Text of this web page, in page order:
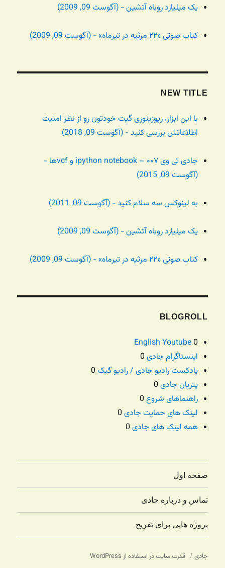
یک میلیارد روباه آتشین - (آگوست 09, 2009)
کتاب صوتی «۲۲ مرثیه در تیرماه» - (آگوست 09, 2009)
NEW TITLE
با این ابزار، رپوزیتوری گیت خودتون رو از نظر امنیت
اطلاعاتش بررسی کنید - (آگوست 09, 2018)
جادی تی وی ۰۰۷ – ipython notebook و vcfها -
(آگوست 09, 2015)
به لینوکس سه سلام کنید - (آگوست 09, 2011)
یک میلیارد روباه آتشین - (آگوست 09, 2009)
کتاب صوتی «۲۲ مرثیه در تیرماه» - (آگوست 09, 2009)
BLOGROLL
English Youtube0
اینستاگرام جادی
پادکست رادیو جادی / رادیو گیک
پتریان جادی
راهنماهای شروع
لینک های حمایت جادی
همه لینک های جادی
صفحه اول
تماس و درباره جادی
پروژه هایی برای تفریح
جادی قدرت سایت در استفاده از WordPress